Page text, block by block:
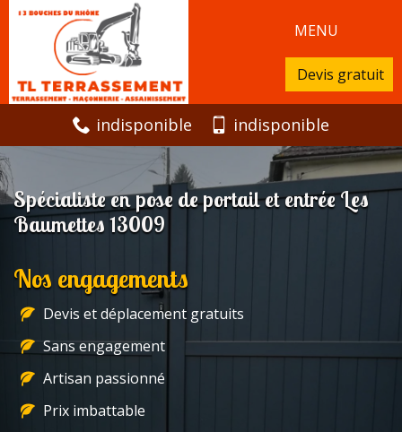
MENU
Devis gratuit
indisponible indisponible
Spécialiste en pose de portail et entrée Les
Baumettes 13009
Nos engagements
Devis et déplacement gratuits
Sans engagement
Artisan passionné
Prix imbattable